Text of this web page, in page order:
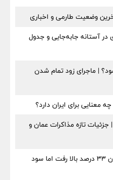
وضعیت طارمی و اخباری
در آستانه جابه‌جایی و جدول
| ماجرای زود تمام شدن
معنایی برای ایران دارد؟
جزئیات تازه مذاکرات عمان و
معمای «ولیز»؛ درآمد لیزینگ ایران ۳۳ درصد بالا رفت اما سود